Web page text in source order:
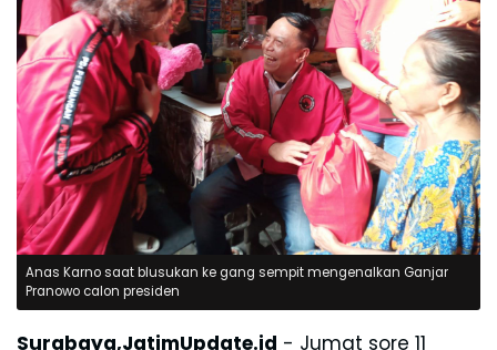
Anas Karno saat blusukan ke gang sempit mengenalkan Ganjar
Pranowo calon presiden
Surabaya,JatimUpdate.id - Jumat sore 11